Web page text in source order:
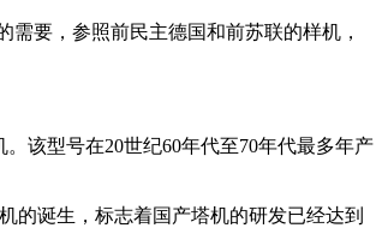
需要，参照前民主德国和前苏联的样机，
该型号在20世纪60年代至70年代最多年产
的诞生，标志着国产塔机的研发已经达到